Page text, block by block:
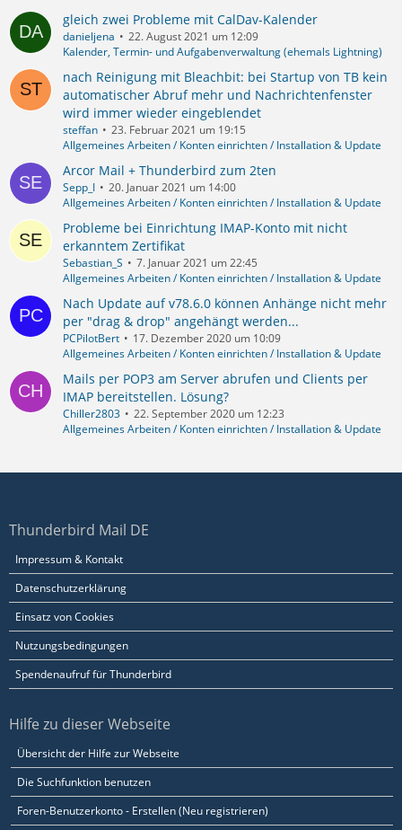
gleich zwei Probleme mit CalDav-Kalender
danieljena
22. August 2021 um 12:09
Kalender, Termin- und Aufgabenverwaltung (ehemals Lightning)
nach Reinigung mit Bleachbit: bei Startup von TB kein
automatischer Abruf mehr und Nachrichtenfenster
wird immer wieder eingeblendet
steffan
23. Februar 2021 um 19:15
Allgemeines Arbeiten / Konten einrichten / Installation & Update
Arcor Mail + Thunderbird zum 2ten
Sepp_I
20. Januar 2021 um 14:00
Allgemeines Arbeiten / Konten einrichten / Installation & Update
Probleme bei Einrichtung IMAP-Konto mit nicht
erkanntem Zertifikat
Sebastian_S
7. Januar 2021 um 22:45
Allgemeines Arbeiten / Konten einrichten / Installation & Update
Nach Update auf v78.6.0 können Anhänge nicht mehr
per "drag & drop" angehängt werden...
PCPilotBert
17. Dezember 2020 um 10:09
Allgemeines Arbeiten / Konten einrichten / Installation & Update
Mails per POP3 am Server abrufen und Clients per
IMAP bereitstellen. Lösung?
Chiller2803
22. September 2020 um 12:23
Allgemeines Arbeiten / Konten einrichten / Installation & Update
Thunderbird Mail DE
Impressum & Kontakt
Datenschutzerklärung
Einsatz von Cookies
Nutzungsbedingungen
Spendenaufruf für Thunderbird
Hilfe zu dieser Webseite
Übersicht der Hilfe zur Webseite
Die Suchfunktion benutzen
Foren-Benutzerkonto - Erstellen (Neu registrieren)